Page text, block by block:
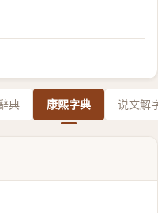
典 康熙字典 说文解